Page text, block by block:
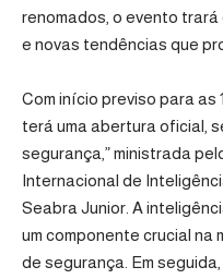
renomados, o evento
e novas tendências que
Com início previso para as
terá uma abertura oficial,
segurança,” ministrada
Internacional de
Seabra Junior. A
um componente crucial
de segurança. Em